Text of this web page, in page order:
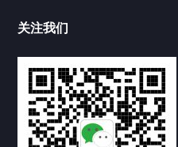
关注我们